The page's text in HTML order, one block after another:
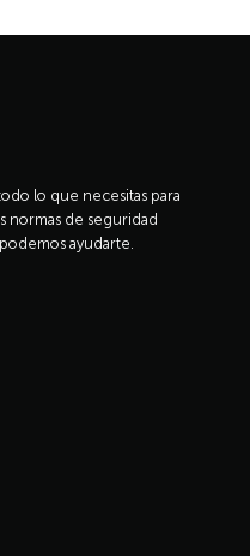
lo que necesitas para
normas de seguridad
ayudarte.